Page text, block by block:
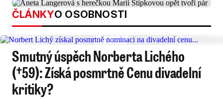
ČLÁNKYO OSOBNOSTI
Smutný úspěch Norberta Lichého
(†59): Získá posmrtně Cenu divadelní
kritiky?